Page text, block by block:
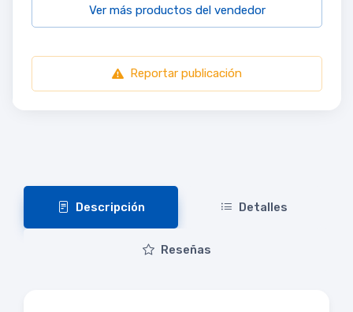
Ver más productos del vendedor
Reportar publicación
Descripción Detalles
Reseñas